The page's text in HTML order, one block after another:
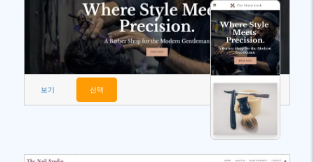
보기 선택